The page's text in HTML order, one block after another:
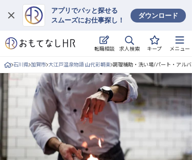
アプリでパッと探せる
スムーズにお仕事探し！
ダウンロード
転職相談 求人検索 キープ メニュー
ログイン
求人・施設を探す
キープした求人
就職・転職 合同説明会
おもてなしHRについて
ご利用の流れ
石川県 加賀市 大江戸温泉物語 山代彩朝楽 調理補助・洗い場/パート・アルバ